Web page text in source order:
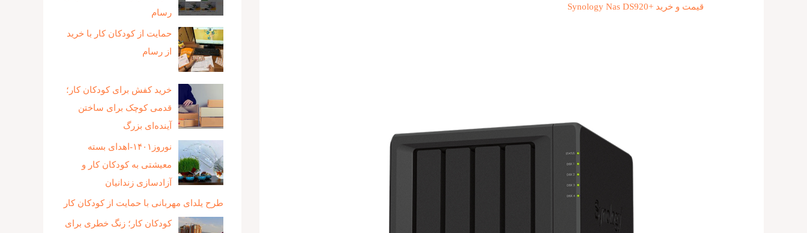
قیمت و خرید +Synology Nas DS920
رسام
حمایت از کودکان کار با خرید
از رسام
خرید کفش برای کودکان کار؛
قدمی کوچک برای ساختن
آینده‌ای بزرگ
نوروز۱۴۰۱-اهدای بسته
معیشتی به کودکان کار و
آزادسازی زندانیان
طرح یلدای مهربانی با حمایت از کودکان کار
کودکان کار؛ زنگ خطری برای